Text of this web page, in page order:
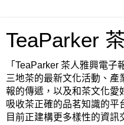
TeaParker
「TeaParker 茶人雅興電
三地茶的最新文化活動、產
報的傳遞，以及和茶文化愛
吸收茶正確的品茗知識的平
目前正建構更多樣性的資